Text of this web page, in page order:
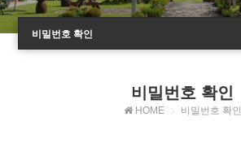
비밀번호 확인
비밀번호 확인
HOME 비밀번호 확인